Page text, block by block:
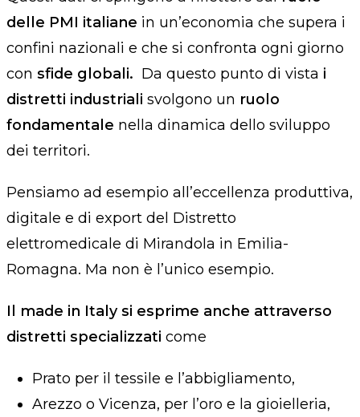
delle PMI italiane in un’economia che supera i
confini nazionali e che si confronta ogni giorno
con sfide globali. Da questo punto di vista i
distretti industriali svolgono un ruolo
fondamentale nella dinamica dello sviluppo
dei territori.
Pensiamo ad esempio all’eccellenza produttiva,
digitale e di export del Distretto
elettromedicale di Mirandola in Emilia-
Romagna. Ma non è l’unico esempio.
Il made in Italy si esprime anche attraverso
distretti specializzati come
Prato per il tessile e l’abbigliamento,
Arezzo o Vicenza, per l’oro e la gioielleria,